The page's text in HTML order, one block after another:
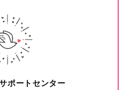
ポートセンター